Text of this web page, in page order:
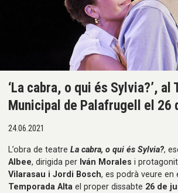
‘La cabra, o qui és Sylvia?’, al
Municipal de Palafrugell el 26
24.06.2021
L’obra de teatreLa cabra, o qui és Sylvia?,
Albee, dirigida per Iván Morales i
Vilarasau i Jordi Bosch, es podrà veure en
Temporada Alta el proper dissabte 26 de